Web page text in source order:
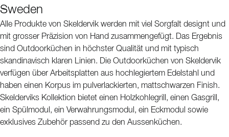
Sweden
Alle Produkte von Skeldervik werden mit viel Sorgfalt designt und
mit grosser Präzision von Hand zusammengefügt. Das Ergebnis
sind Outdoorküchen in höchster Qualität und mit typisch
skandinavisch klaren Linien. Die Outdoorküchen von Skeldervik
verfügen über Arbeitsplatten aus hochlegiertem Edelstahl und
haben einen Korpus im pulverlackierten, mattschwarzen Finish.
Skelderviks Kollektion bietet einen Holzkohlegrill, einen Gasgrill,
ein Spülmodul, ein Verwahrungsmodul, ein Eckmodul sowie
exklusives Zubehör passend zu den Aussenküchen.